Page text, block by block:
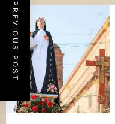
PREVIOUS POST